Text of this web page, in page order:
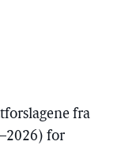
fra
for